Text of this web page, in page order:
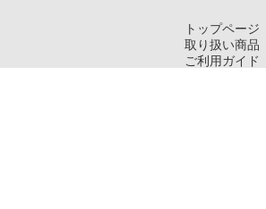
トップページ
取り扱い商品
ご利用ガイド